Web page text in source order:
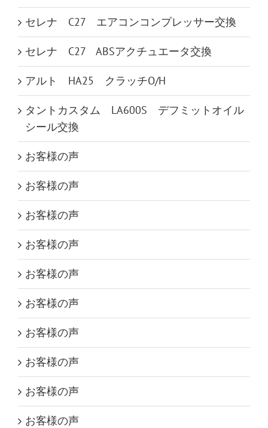
セレナ C27 エアコンコンプレッサー交換
セレナ C27 ABSアクチュエータ交換
アルト HA25 クラッチO/H
タントカスタム LA600S デフミットオイル
シール交換
お客様の声
お客様の声
お客様の声
お客様の声
お客様の声
お客様の声
お客様の声
お客様の声
お客様の声
お客様の声